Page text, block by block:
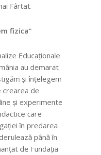
Fârtat.
fizica”
Educaționale
au demarat
și înțelegem
crearea de
și experimente
care
în predarea
până în
de Fundația